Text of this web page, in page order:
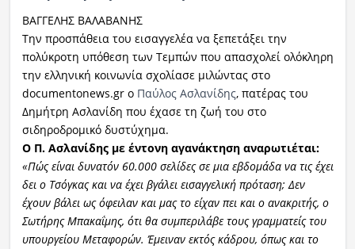
ΒΑΓΓΕΛΗΣ ΒΑΛΑΒΑΝΗΣ
Την προσπάθεια του εισαγγελέα να ξεπετάξει την
πολύκροτη υπόθεση των Τεμπών που απασχολεί ολόκληρη
την ελληνική κοινωνία σχολίασε μιλώντας στο
documentonews.gr ο Παύλος Ασλανίδης, πατέρας του
Δημήτρη Ασλανίδη που έχασε τη ζωή του στο
σιδηροδρομικό δυστύχημα.
Ο Π. Ασλανίδης με έντονη αγανάκτηση αναρωτιέται:
«Πώς είναι δυνατόν 60.000 σελίδες σε μια εβδομάδα να τις έχει
δει ο Τσόγκας και να έχει βγάλει εισαγγελική πρόταση; Δεν
έχουν βάλει ως όφειλαν και μας το είχαν πει και ο ανακριτής, ο
Σωτήρης Μπακαΐμης, ότι θα συμπεριλάβε τους γραμματείς του
υπουργείου Μεταφορών. Έμειναν εκτός κάδρου, όπως και το